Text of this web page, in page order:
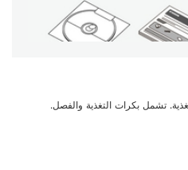
تشمل بكرات التغذية والفصل.